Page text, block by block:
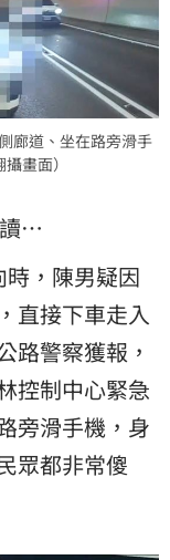
廊道、坐在路旁滑手
畫面）
…
時，陳男疑因
直接下車走入
路警察獲報，
控制中心緊急
旁滑手機，身
眾都非常傻